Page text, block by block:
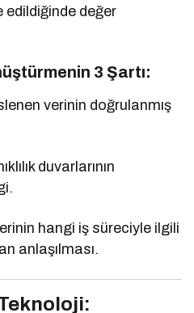
edildiğinde değer
3 Şartı:
verinin doğrulanmış
duvarlarının
hangi iş süreciyle ilgili
anlaşılması.